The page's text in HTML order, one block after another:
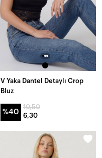
V Yaka Dantel Detaylı Crop
Bluz
%40
10,50
6,30